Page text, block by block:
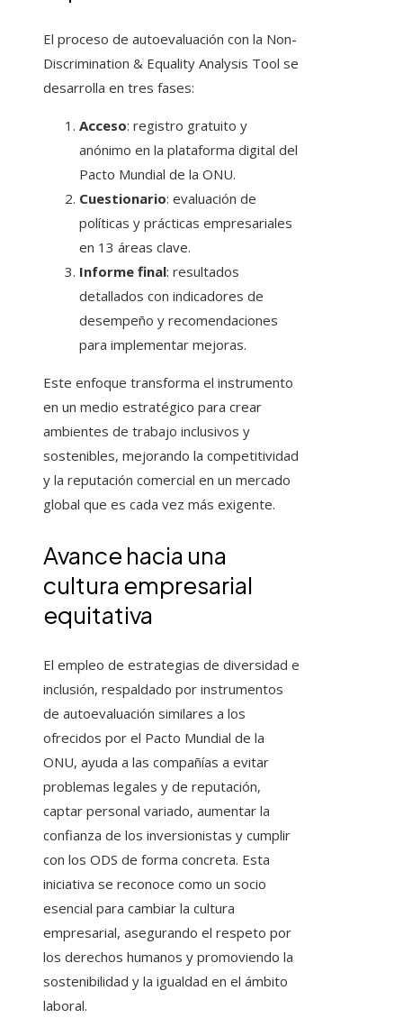
El proceso de autoevaluación con la Non-
Discrimination & Equality Analysis Tool se
desarrolla en tres fases:
Acceso: registro gratuito y
anónimo en la plataforma digital del
Pacto Mundial de la ONU.
Cuestionario: evaluación de
políticas y prácticas empresariales
en 13 áreas clave.
Informe final: resultados
detallados con indicadores de
desempeño y recomendaciones
para implementar mejoras.
Este enfoque transforma el instrumento
en un medio estratégico para crear
ambientes de trabajo inclusivos y
sostenibles, mejorando la competitividad
y la reputación comercial en un mercado
global que es cada vez más exigente.
Avance hacia una
cultura empresarial
equitativa
El empleo de estrategias de diversidad e
inclusión, respaldado por instrumentos
de autoevaluación similares a los
ofrecidos por el Pacto Mundial de la
ONU, ayuda a las compañías a evitar
problemas legales y de reputación,
captar personal variado, aumentar la
confianza de los inversionistas y cumplir
con los ODS de forma concreta. Esta
iniciativa se reconoce como un socio
esencial para cambiar la cultura
empresarial, asegurando el respeto por
los derechos humanos y promoviendo la
sostenibilidad y la igualdad en el ámbito
laboral.